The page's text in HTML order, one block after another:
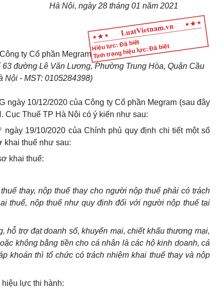
Hiệu lực: Đã biết
Tình trạng hiệu lực: Đã biết
Hà Nội, ngày28 tháng 01 năm 2021
Công ty Cổ phần Megram
63 đường Lê Văn Lương, Phường Trung Hòa, Quận Cầu
Nội - MST: 0105284398)
ngày 10/12/2020 của Công ty Cổ phần Megram (sau đây
Cục Thuế TP Hà Nội có ý kiến như sau:
ngày 19/10/2020 của Chính phủ quy định chi tiết một số
khai thuế như sau:
khai thuế:
thay, nộp thuế thay cho ngườinộp thuế phải có trách
thuế, nộpthuế như quy định đối với người nộp thuế tại
hỗ trợ đạt doanh số, khuyến mại, chiết khấu thương mại,
không bằng tiền cho cá nhân là các hộ kinh doanh, cá
khoán thì tổ chức có trách nhiệm khai thuế thay và nộp
lực thi hành: